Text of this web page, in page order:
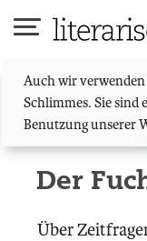
Auch wir verwenden
Schlimmes. Sie sind
Benutzung unserer
Der
Über